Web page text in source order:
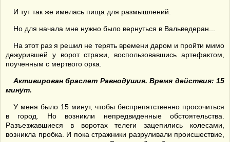
И тут так же имелась пища для размышлений.
Но для начала мне нужно было вернуться в Вальведеран...
На этот раз я решил не терять времени даром и пройти мимо
дежурившей у ворот стражи, воспользовавшись артефактом,
поученным с мертвого орка.
Активирован браслет Равнодушия. Время действия: 15
минут.
У меня было 15 минут, чтобы беспрепятственно просочиться
в город. Но возникли непредвиденные обстоятельства.
Разъезжавшиеся в воротах телеги зацепились колесами,
возникла пробка. И пока стражники разруливали происшествие,